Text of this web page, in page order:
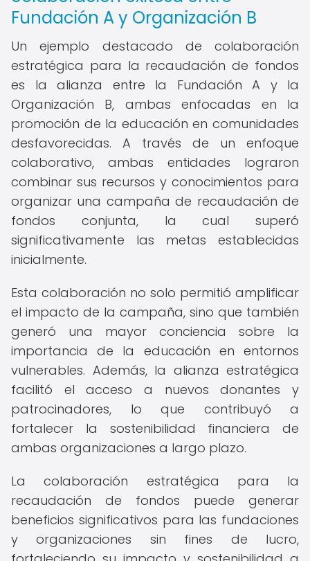
Fundación A y Organización B
Un ejemplo destacado de colaboración
estratégica para la recaudación de fondos
es la alianza entre la Fundación A y la
Organización B, ambas enfocadas en la
promoción de la educación en comunidades
desfavorecidas. A través de un enfoque
colaborativo, ambas entidades lograron
combinar sus recursos y conocimientos para
organizar una campaña de recaudación de
fondos conjunta, la cual superó
significativamente las metas establecidas
inicialmente.
Esta colaboración no solo permitió amplificar
el impacto de la campaña, sino que también
generó una mayor conciencia sobre la
importancia de la educación en entornos
vulnerables. Además, la alianza estratégica
facilitó el acceso a nuevos donantes y
patrocinadores, lo que contribuyó a
fortalecer la sostenibilidad financiera de
ambas organizaciones a largo plazo.
La colaboración estratégica para la
recaudación de fondos puede generar
beneficios significativos para las fundaciones
y organizaciones sin fines de lucro,